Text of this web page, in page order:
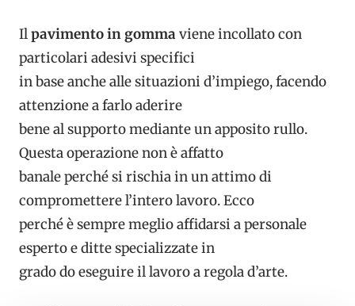
Ilpavimento in gommaviene incollato con
particolari adesivi specifici
in base anche alle situazioni d’impiego, facendo
attenzione a farlo aderire
bene al supporto mediante un apposito rullo.
Questa operazione non è affatto
banale perché si rischia in un attimo di
compromettere l’intero lavoro. Ecco
perché è sempre meglio affidarsi a personale
esperto e ditte specializzate in
grado do eseguire il lavoro a regola d’arte.